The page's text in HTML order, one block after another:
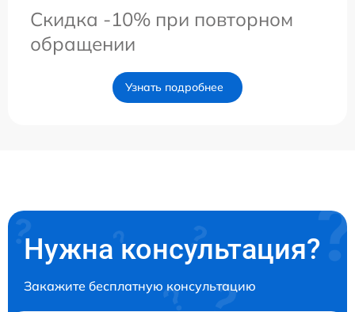
Скидка -10% при повторном
обращении
Узнать подробнее
Нужна консультация?
Закажите бесплатную консультацию